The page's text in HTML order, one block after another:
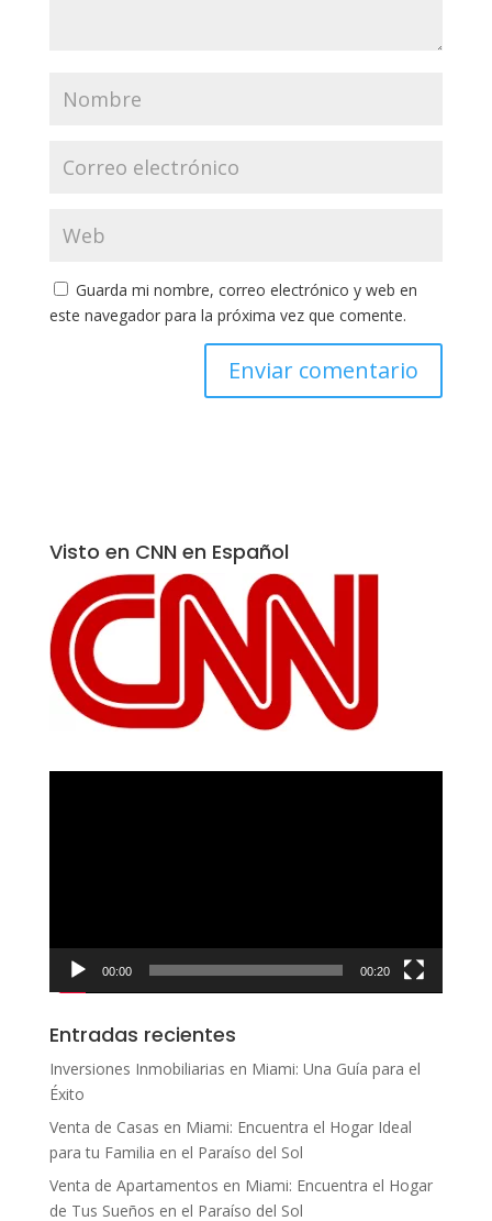
Guarda mi nombre, correo electrónico y web en
este navegador para la próxima vez que comente.
Visto en CNN en Español
00:00 00:20
Entradas recientes
Inversiones Inmobiliarias en Miami: Una Guía para el
Éxito
Venta de Casas en Miami: Encuentra el Hogar Ideal
para tu Familia en el Paraíso del Sol
Venta de Apartamentos en Miami: Encuentra el Hogar
de Tus Sueños en el Paraíso del Sol